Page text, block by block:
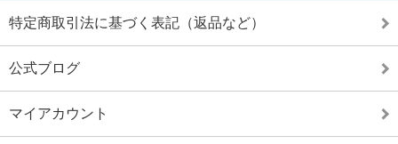
特定商取引法に基づく表記（返品など）
公式ブログ
マイアカウント